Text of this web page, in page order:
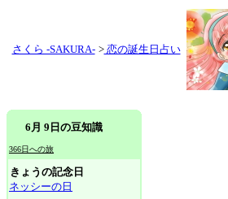
さくら -SAKURA- >恋の誕生日占い
6月 9日の豆知識
366日への旅
きょうの記念日
ネッシーの日